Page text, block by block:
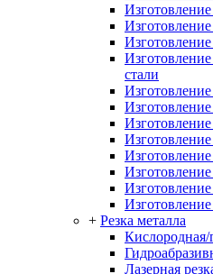
стали
+ Резка металла
Кислородная/
Лазерная